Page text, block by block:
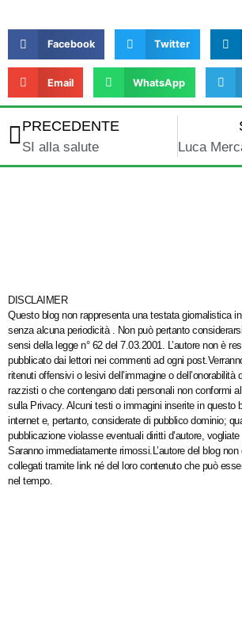
Facebook Twitter
Email WhatsApp
PRECEDENTE
SI alla salute
DISCLAIMER
Questo blog non rappresenta una testata giornalistica
senza alcuna periodicità . Non può pertanto
sensi della legge n° 62 del 7.03.2001. L’autore non è
pubblicato dai lettori nei commenti ad ogni
ritenuti offensivi o lesivi dell’immagine o dell’onorabilità
razzisti o che contengano dati personali non conformi
sulla Privacy. Alcuni testi o immagini inserite in questo
internet e, pertanto, considerate di pubblico dominio;
pubblicazione violasse eventuali diritti d’autore, vogliate
Saranno immediatamente rimossi.L’autore del blog
collegati tramite link né del loro contenuto che può
nel tempo.